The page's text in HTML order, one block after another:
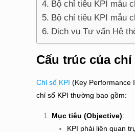
Bộ chỉ tiêu KPI mẫu
Bộ chỉ tiêu KPI mẫu
Dịch vụ Tư vấn Hệ
Cấu trúc của chỉ
Chỉ số KPI (Key Performance
chỉ số KPI thường bao gồm:
Mục tiêu (Objective):
KPI phải liên quan